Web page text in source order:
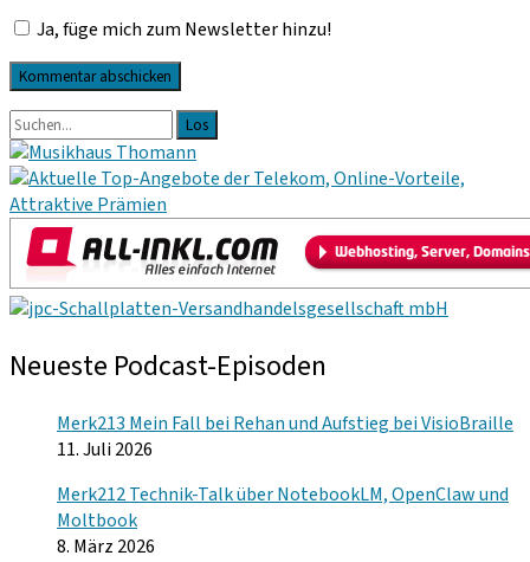
Ja, füge mich zum Newsletter hinzu!
Primäre
Sidebar
Suche
nach:
Neueste Podcast-Episoden
Merk213 Mein Fall bei Rehan und Aufstieg bei VisioBraille
11. Juli 2026
Merk212 Technik-Talk über NotebookLM, OpenClaw und
Moltbook
8. März 2026